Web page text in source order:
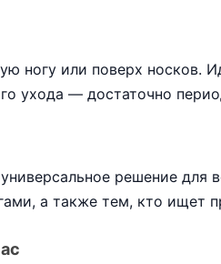
ногу или поверх носков.
ухода — достаточно
решение
а также тем, кто ищет